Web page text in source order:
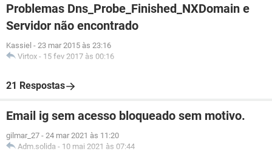
Problemas Dns_Probe_Finished_NXDomain e
Servidor não encontrado
Kassiel - 23 mar 2015 às 23:16
Virtox - 15 fev 2017 às 00:16
21 Respostas
Email ig sem acesso bloqueado sem motivo.
gilmar_27 - 24 mar 2021 às 11:20
Adm.solida - 10 mai 2021 às 07:44